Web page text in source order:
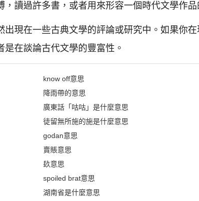
讀過許多書，或者用來形容一個時代文學作品
現在一些古典文學的評論或研究中。如果你
在談論古代文學的豐富性。
know off意思
降雨帶的意思
廣東話「咕咕」是什麼意思
徒留無所施的施是什麼意思
godan意思
賣賬意思
镹意思
spoiled brat意思
湖南省是什麼意思